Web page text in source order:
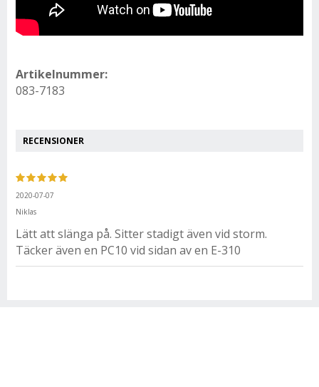
Artikelnummer:
083-7183
RECENSIONER
2020-07-07
Niklas
Lätt att slänga på. Sitter stadigt även vid storm.
Täcker även en PC10 vid sidan av en E-310